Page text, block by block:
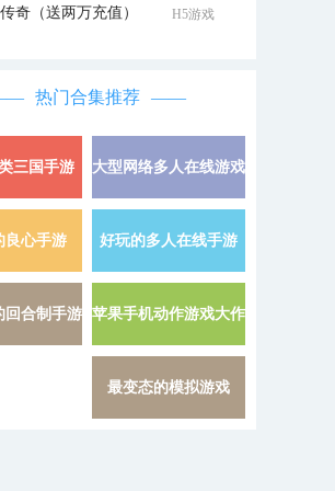
奇（送两万充值） H5游戏
热门合集推荐
三国手游 详情 »
大型网络多人在线游戏
良心手游 详情 »
好玩的多人在线手游
回合制手游 详情 »
苹果手机动作游戏大作
最变态的模拟游戏